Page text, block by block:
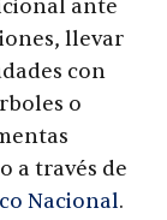
ante
llevar
con
o
a través de
Nacional.